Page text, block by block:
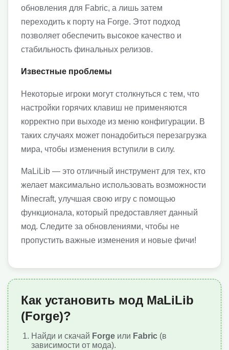
обновления для Fabric, а лишь затем
переходить к порту на Forge. Этот подход
позволяет обеспечить высокое качество и
стабильность финальных релизов.
Известные проблемы
Некоторые игроки могут столкнуться с тем, что
настройки горячих клавиш не применяются
корректно при выходе из меню конфигурации. В
таких случаях может понадобиться перезагрузка
мира, чтобы изменения вступили в силу.
MaLiLib — это отличный инструмент для тех, кто
желает максимально использовать возможности
Minecraft, улучшая свою игру с помощью
функционала, который предоставляет данный
мод. Следите за обновлениями, чтобы не
пропустить важные изменения и новые фичи!
Как установить мод MaLiLib
(Forge)?
Найди и скачай Forge или Fabric (в
зависимости от мода).